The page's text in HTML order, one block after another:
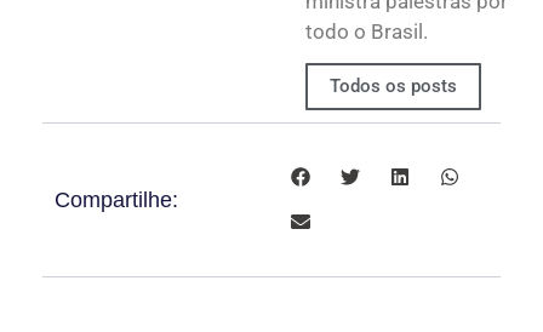
todo o Brasil.
Todos os posts
Compartilhe: